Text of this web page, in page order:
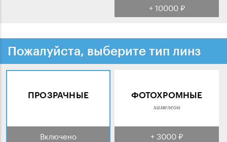
+ 10000 ₽
Пожалуйста, выберите тип линз
ПРОЗРАЧНЫЕ
Включено
ФОТОХРОМНЫЕ
хамелеон
+ 3000 ₽